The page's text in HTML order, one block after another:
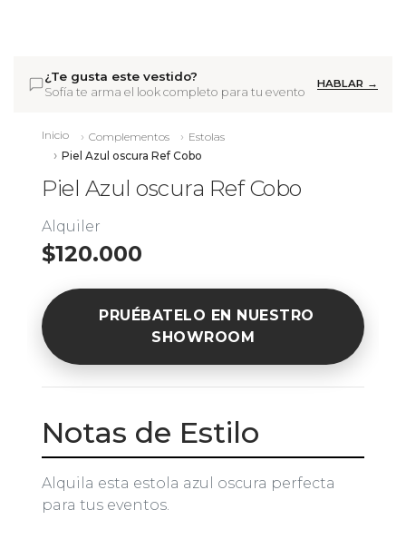
¿Te gusta este vestido?
Sofía te arma el look completo para tu evento
HABLAR →
Inicio Complementos
Estolas
Piel Azul oscura Ref Cobo
Piel Azul oscura Ref Cobo
Alquiler
$120.000
PRUÉBATELO EN NUESTRO
SHOWROOM
Notas de Estilo
Alquila esta estola azul oscura perfecta
para tus eventos.